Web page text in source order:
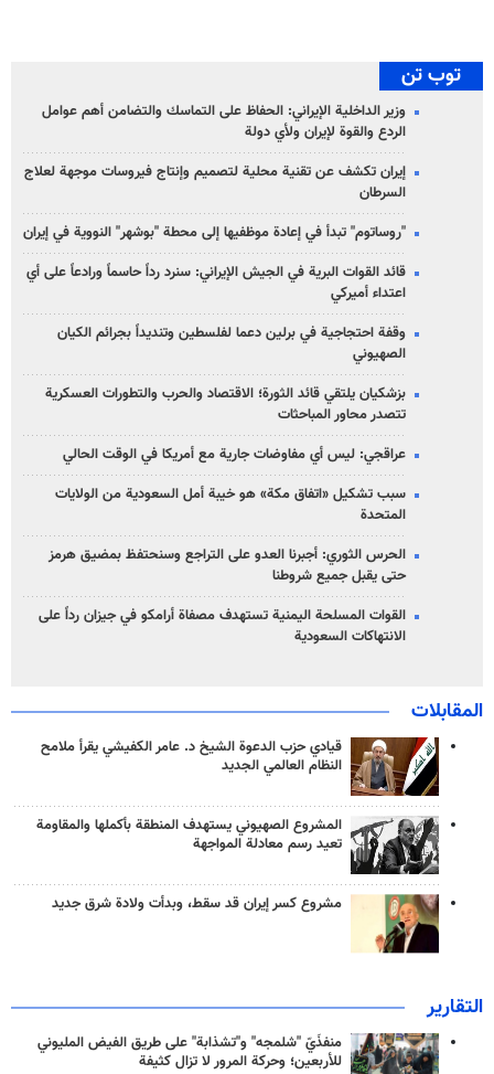
توب تن
وزير الداخلية الإيراني: الحفاظ على التماسك والتضامن أهم عوامل
الردع والقوة لإيران ولأي دولة
إيران تكشف عن تقنية محلية لتصميم وإنتاج فيروسات موجهة لعلاج
السرطان
"روساتوم" تبدأ في إعادة موظفيها إلى محطة "بوشهر" النووية في إيران
قائد القوات البرية في الجيش الإيراني: سنرد رداً حاسماً ورادعاً على أي
اعتداء أميركي
وقفة احتجاجية في برلين دعما لفلسطين وتنديداً بجرائم الكيان
الصهیوني
بزشكيان يلتقي قائد الثورة؛ الاقتصاد والحرب والتطورات العسكرية
تتصدر محاور المباحثات
عراقجي: ليس أي مفاوضات جارية مع أمريكا في الوقت الحالي
سبب تشكيل «اتفاق مكة» هو خيبة أمل السعودية من الولايات
المتحدة
الحرس الثوري: أجبرنا العدو على التراجع وسنحتفظ بمضيق هرمز
حتى يقبل جميع شروطنا
القوات المسلحة اليمنية تستهدف مصفاة أرامكو في جيزان رداً على
الانتهاكات السعودية
المقابلات
قيادي حزب الدعوة الشيخ د. عامر الكفيشي يقرأ ملامح
النظام العالمي الجديد
المشروع الصهيوني يستهدف المنطقة بأكملها والمقاومة
تعيد رسم معادلة المواجهة
مشروع كسر إيران قد سقط، وبدأت ولادة شرق جديد
التقارير
منفذَيّ "شلمجه" و"تشذابة" على طريق الفيض المليوني
للأربعين؛ وحركة المرور لا تزال كثيفة